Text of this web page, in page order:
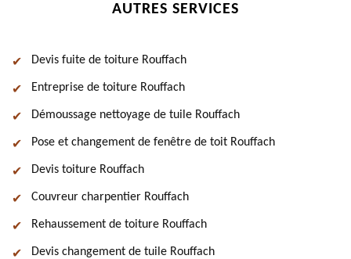
AUTRES SERVICES
Devis fuite de toiture Rouffach
Entreprise de toiture Rouffach
Démoussage nettoyage de tuile Rouffach
Pose et changement de fenêtre de toit Rouffach
Devis toiture Rouffach
Couvreur charpentier Rouffach
Rehaussement de toiture Rouffach
Devis changement de tuile Rouffach